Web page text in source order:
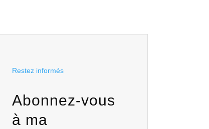
Restez informés
Abonnez-vous
à ma